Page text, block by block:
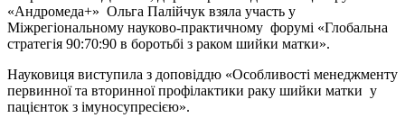
«Андромеда+» Ольга Палійчук взяла участь у
Міжрегіональному науково-практичному форумі «Глобальна
стратегія 90:70:90 в боротьбі з раком шийки матки».
Науковиця виступила з доповіддю «Особливості менеджменту
первинної та вторинної профілактики раку шийки матки у
пацієнток з імуносупресією».